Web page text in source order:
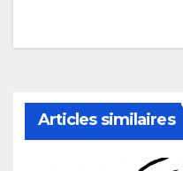
Articles similaires